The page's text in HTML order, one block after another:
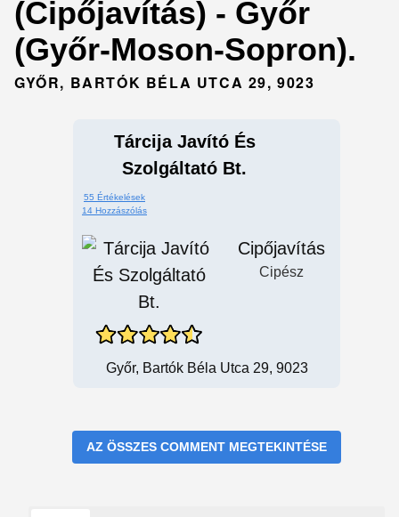
(Cipőjavítás) - Győr
(Győr-Moson-Sopron).
GYŐR, BARTÓK BÉLA UTCA 29, 9023
Tárcija Javító És
Szolgáltató Bt.
55 Értékelések
14 Hozzászólás
Cipőjavítás
Cipész
Győr, Bartók Béla Utca 29, 9023
AZ ÖSSZES COMMENT MEGTEKINTÉSE